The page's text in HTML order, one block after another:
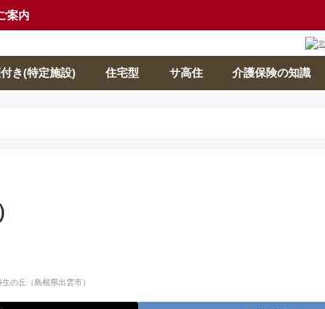
案内
き(特定施設) 住宅型 サ高住 介護保険の知識